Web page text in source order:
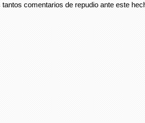
tantos comentarios de repudio ante este